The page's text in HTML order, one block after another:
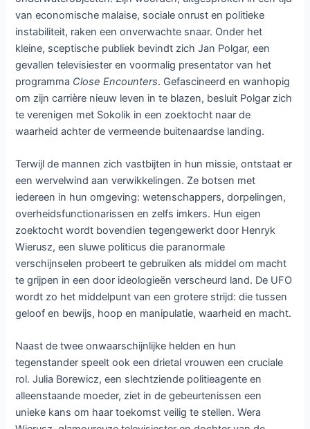
Vanaf woensdag 16 april is op Netflix de nieuwe Poolse
miniserieProjekt UFOte zien. In vier afleveringen neemt
deze genre-overstijgende productie ons mee naar het
Polen van de vroege jaren tachtig, waar mysterie, politieke
intrige en persoonlijke ambities samenkomen rond een
afgelegen dorp Truskasy in de regio Warmia. Wat begint als
een intellectuele missie van twee zonderlinge mannen,
groeit uit tot een absurd, maar meeslepend verhaal over
geloof, manipulatie en het verlangen om gezien te worden.
De kern van het verhaal draait om Zbigniew Sokolik, een
toegewijde UFO-enthousiasteling die tijdens een
bijeenkomst van de Gaja Association een opzienbarende
lezing geeft over zogenoemde UNO’s – ongeïdentificeerde
onderwaterobjecten. Zijn woorden, uitgesproken in een tijd
instabiliteit, raken een onverwachte snaar. Onder het
kleine, sceptische publiek bevindt zich Jan Polgar, een
gevallen televisiester en voormalig presentator van het
programma
Close Encounters
. Gefascineerd en wanhopig
om zijn carrière nieuw leven in te blazen, besluit Polgar zich